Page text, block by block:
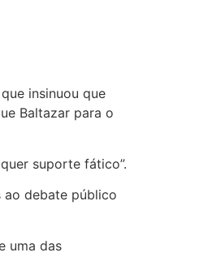
insinuou que
Baltazar para o
suporte fático”.
ao debate público
uma das